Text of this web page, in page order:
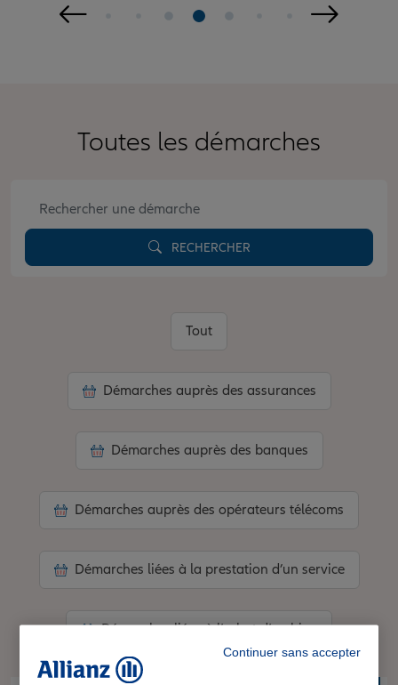
Toutes les démarches
RECHERCHER
Tout
Démarches auprès des assurances
Démarches auprès des banques
Démarches auprès des opérateurs télécoms
Démarches liées à la prestation d’un service
Démarches liées à l’achat d’un bien
Continuer sans accepter